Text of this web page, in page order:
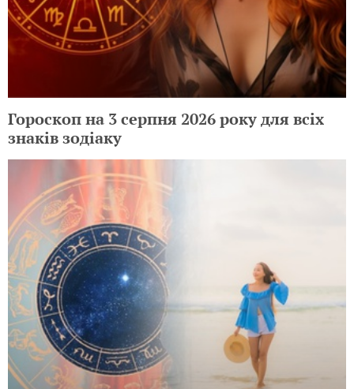
Гороскоп на 3 серпня 2026 року для всіх
знаків зодіаку